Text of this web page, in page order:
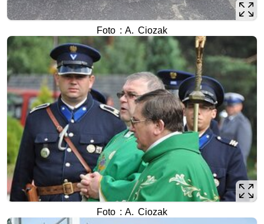
Foto : A. Ciozak
Foto : A. Ciozak